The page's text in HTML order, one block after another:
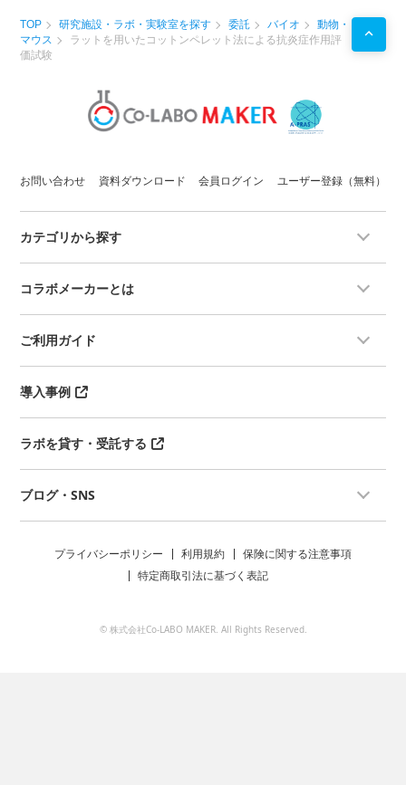
TOP 研究施設・ラボ・実験室を探す 委託 バイオ
動物・
マウス
ラットを用いたコットンペレット法による抗炎症作用評
価試験
お問い合わせ 資料ダウンロード 会員ログイン ユーザー登録（無料）
カテゴリから探す
コラボメーカーとは
ご利用ガイド
導入事例
ラボを貸す・受託する
ブログ・SNS
プライバシーポリシー 利用規約
保険に関する注意事項
特定商取引法に基づく表記
© 株式会社Co-LABO MAKER. All Rights Reserved.